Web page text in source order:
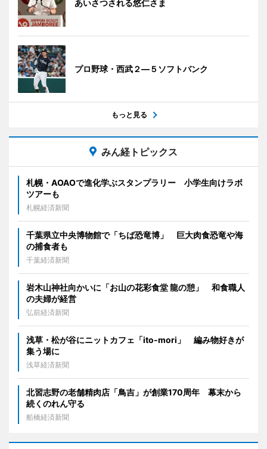
あいさつされる悠仁さま
プロ野球・西武２―５ソフトバンク
もっと見る
みん経トピックス
札幌・AOAOで進化学ぶスタンプラリー 小学生向けラボ
ツアーも
札幌経済新聞
千葉県立中央博物館で「ちば恐竜博」 巨大肉食恐竜や海
の捕食者も
千葉経済新聞
岩木山神社向かいに「お山の花彩食堂 龍の憩」 和食職人
の夫婦が経営
弘前経済新聞
浅草・松が谷にニットカフェ「ito-mori」 編み物好きが
集う場に
浅草経済新聞
北習志野の老舗精肉店「鳥吉」が創業170周年 幕末から
続くのれん守る
船橋経済新聞